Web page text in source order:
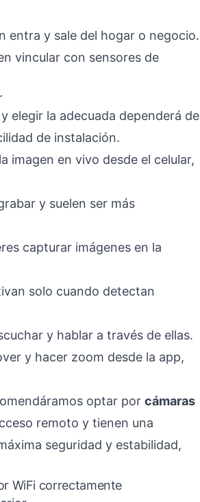
entra y sale del hogar o negocio.
vincular con sensores de
elegir la adecuada dependerá de
de instalación.
imagen en vivo desde el celular,
y suelen ser más
capturar imágenes en la
solo cuando detectan
y hablar a través de ellas.
y hacer zoom desde la app,
optar por cámaras
remoto y tienen una
seguridad y estabilidad,
WiFi correctamente